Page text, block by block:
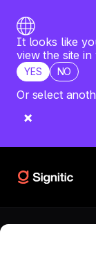
It looks like
view the site
YES NO
Or select
une